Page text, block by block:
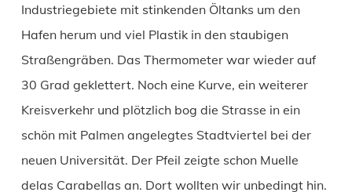
Industriegebiete mit stinkenden Öltanks um den
Hafen herum und viel Plastik in den staubigen
Straßengräben. Das Thermometer war wieder auf
30 Grad geklettert. Noch eine Kurve, ein weiterer
Kreisverkehr und plötzlich bog die Strasse in ein
schön mit Palmen angelegtes Stadtviertel bei der
neuen Universität. Der Pfeil zeigte schon Muelle
delas Carabellas an. Dort wollten wir unbedingt hin.